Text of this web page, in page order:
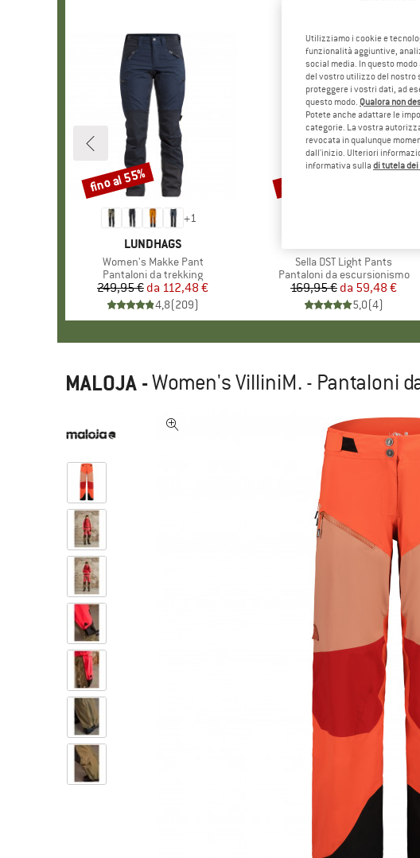
+1
MARCHIO
LUNDHAGS
Articolo
Women's Makke Pant
Gruppo di prodotti
Pantaloni da trekking
Prezzo
249,95 € Prezzo ridotto
da 112,48 €
4,8(209)
Sconto
fino al 55%
Articolo
Sella DST Light Pants
Gruppo di prodotti
Pantaloni da escursionismo
Prezzo
169,95 € Prezzo ridotto
da 59,48 €
5,0(4)
Sconto
fino al 65%
MALOJA -Women's VilliniM. - Pantaloni
Utilizziamo i cookie e
funzionalità aggiuntive,
social media. In questo
del vostro utilizzo del nostro
proteggere i vostri dati, ad
questo modo. Qualora non
Potete anche adattare le
categorie. La vostra
revocata in qualunque
dall'inizio. Ulteriori
informativa sulla di tutela